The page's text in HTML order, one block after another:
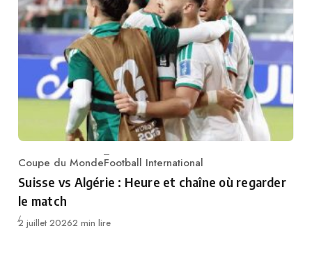
Category
Coupe du MondeFootball International
Suisse vs Algérie : Heure et chaîne où regarder
le match
Publié
2 juillet 20262 min lire